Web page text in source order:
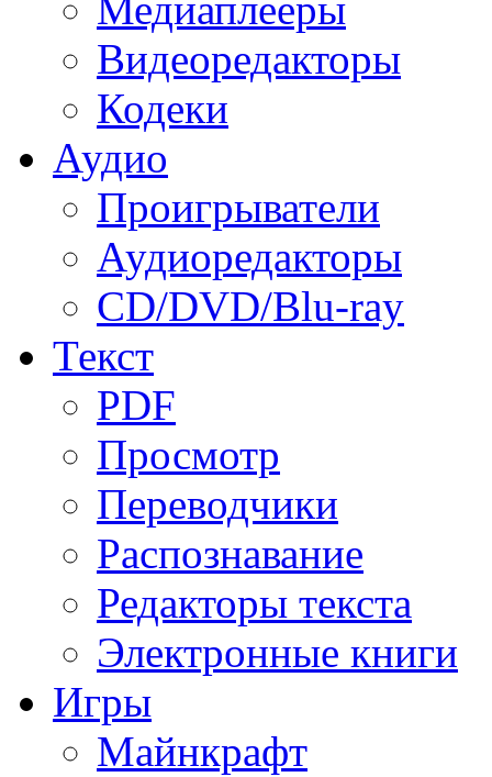
Медиаплееры
Видеоредакторы
Кодеки
Аудио
Проигрыватели
Аудиоредакторы
CD/DVD/Blu-ray
Текст
PDF
Просмотр
Переводчики
Распознавание
Редакторы текста
Электронные книги
Игры
Майнкрафт